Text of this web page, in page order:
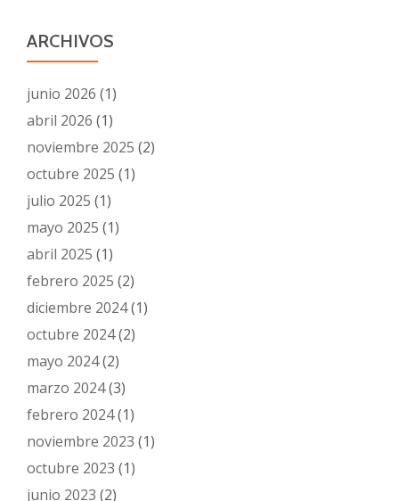
ARCHIVOS
junio 2026 (1)
abril 2026 (1)
noviembre 2025 (2)
octubre 2025 (1)
julio 2025 (1)
mayo 2025 (1)
abril 2025 (1)
febrero 2025 (2)
diciembre 2024(1)
octubre 2024(2)
mayo 2024(2)
marzo 2024(3)
febrero 2024(1)
noviembre 2023 (1)
octubre 2023 (1)
junio 2023 (2)